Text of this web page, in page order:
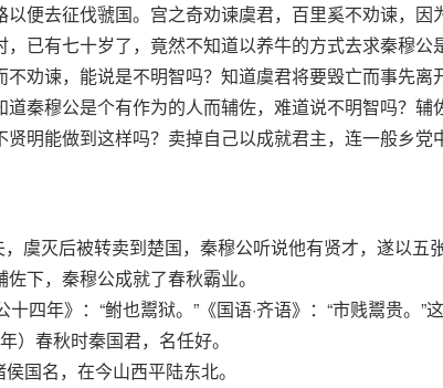
以便去征伐虢国。宫之奇劝谏虞君，百里奚不劝谏，因
已有七十岁了，竟然不知道以养牛的方式去求秦穆公
不劝谏，能说是不明智吗？知道虞君将要毁亡而事先离
秦穆公是个有作为的人而辅佐，难道说不明智吗？辅
明能做到这样吗？卖掉自己以成就君主，连一般乡党
虞灭后被转卖到楚国，秦穆公听说他有贤才，遂以五
下，秦穆公成就了春秋霸业。
四年》：“鲋也鬻狱。”《国语·齐语》：“市贱鬻贵。”
春秋时秦国君，名任好。
国名，在今山西平陆东北。